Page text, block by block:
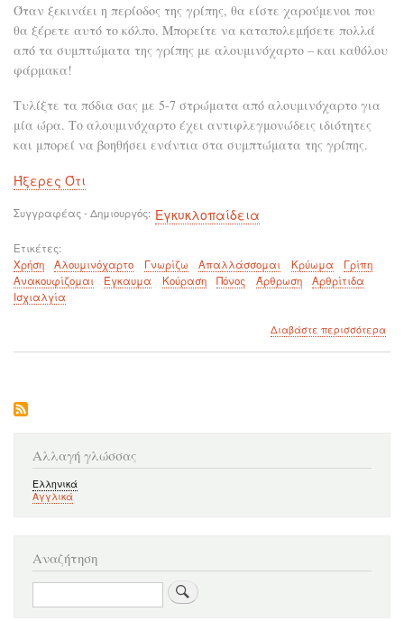
Όταν ξεκινάει η περίοδος της γρίπης, θα είστε χαρούμενοι που
θα ξέρετε αυτό το κόλπο. Μπορείτε να καταπολεμήσετε πολλά
από τα συμπτώματα της γρίπης με αλουμινόχαρτο – και καθόλου
φάρμακα!
Τυλίξτε τα πόδια σας με 5-7 στρώματα από αλουμινόχαρτο για
μία ώρα. Το αλουμινόχαρτο έχει αντιφλεγμονώδεις ιδιότητες
και μπορεί να βοηθήσει ενάντια στα συμπτώματα της γρίπης.
Ήξερες Ότι
Συγγραφέας - Δημιουργός Εγκυκλοπαίδεια
Ετικέτες
Χρήση
Αλουμινόχαρτο Γνωρίζω Απαλλάσσομαι Κρύωμα
Γρίπη
Ανακουφίζομαι
Έγκαυμα Κούραση Πόνος Άρθρωση
Αρθρίτιδα
Ισχιαλγία
Διαβάστε περισσότεραγια
Αλλαγή γλώσσας
Ελληνικά
Αγγλικά
Αναζήτηση
Αναζήτηση